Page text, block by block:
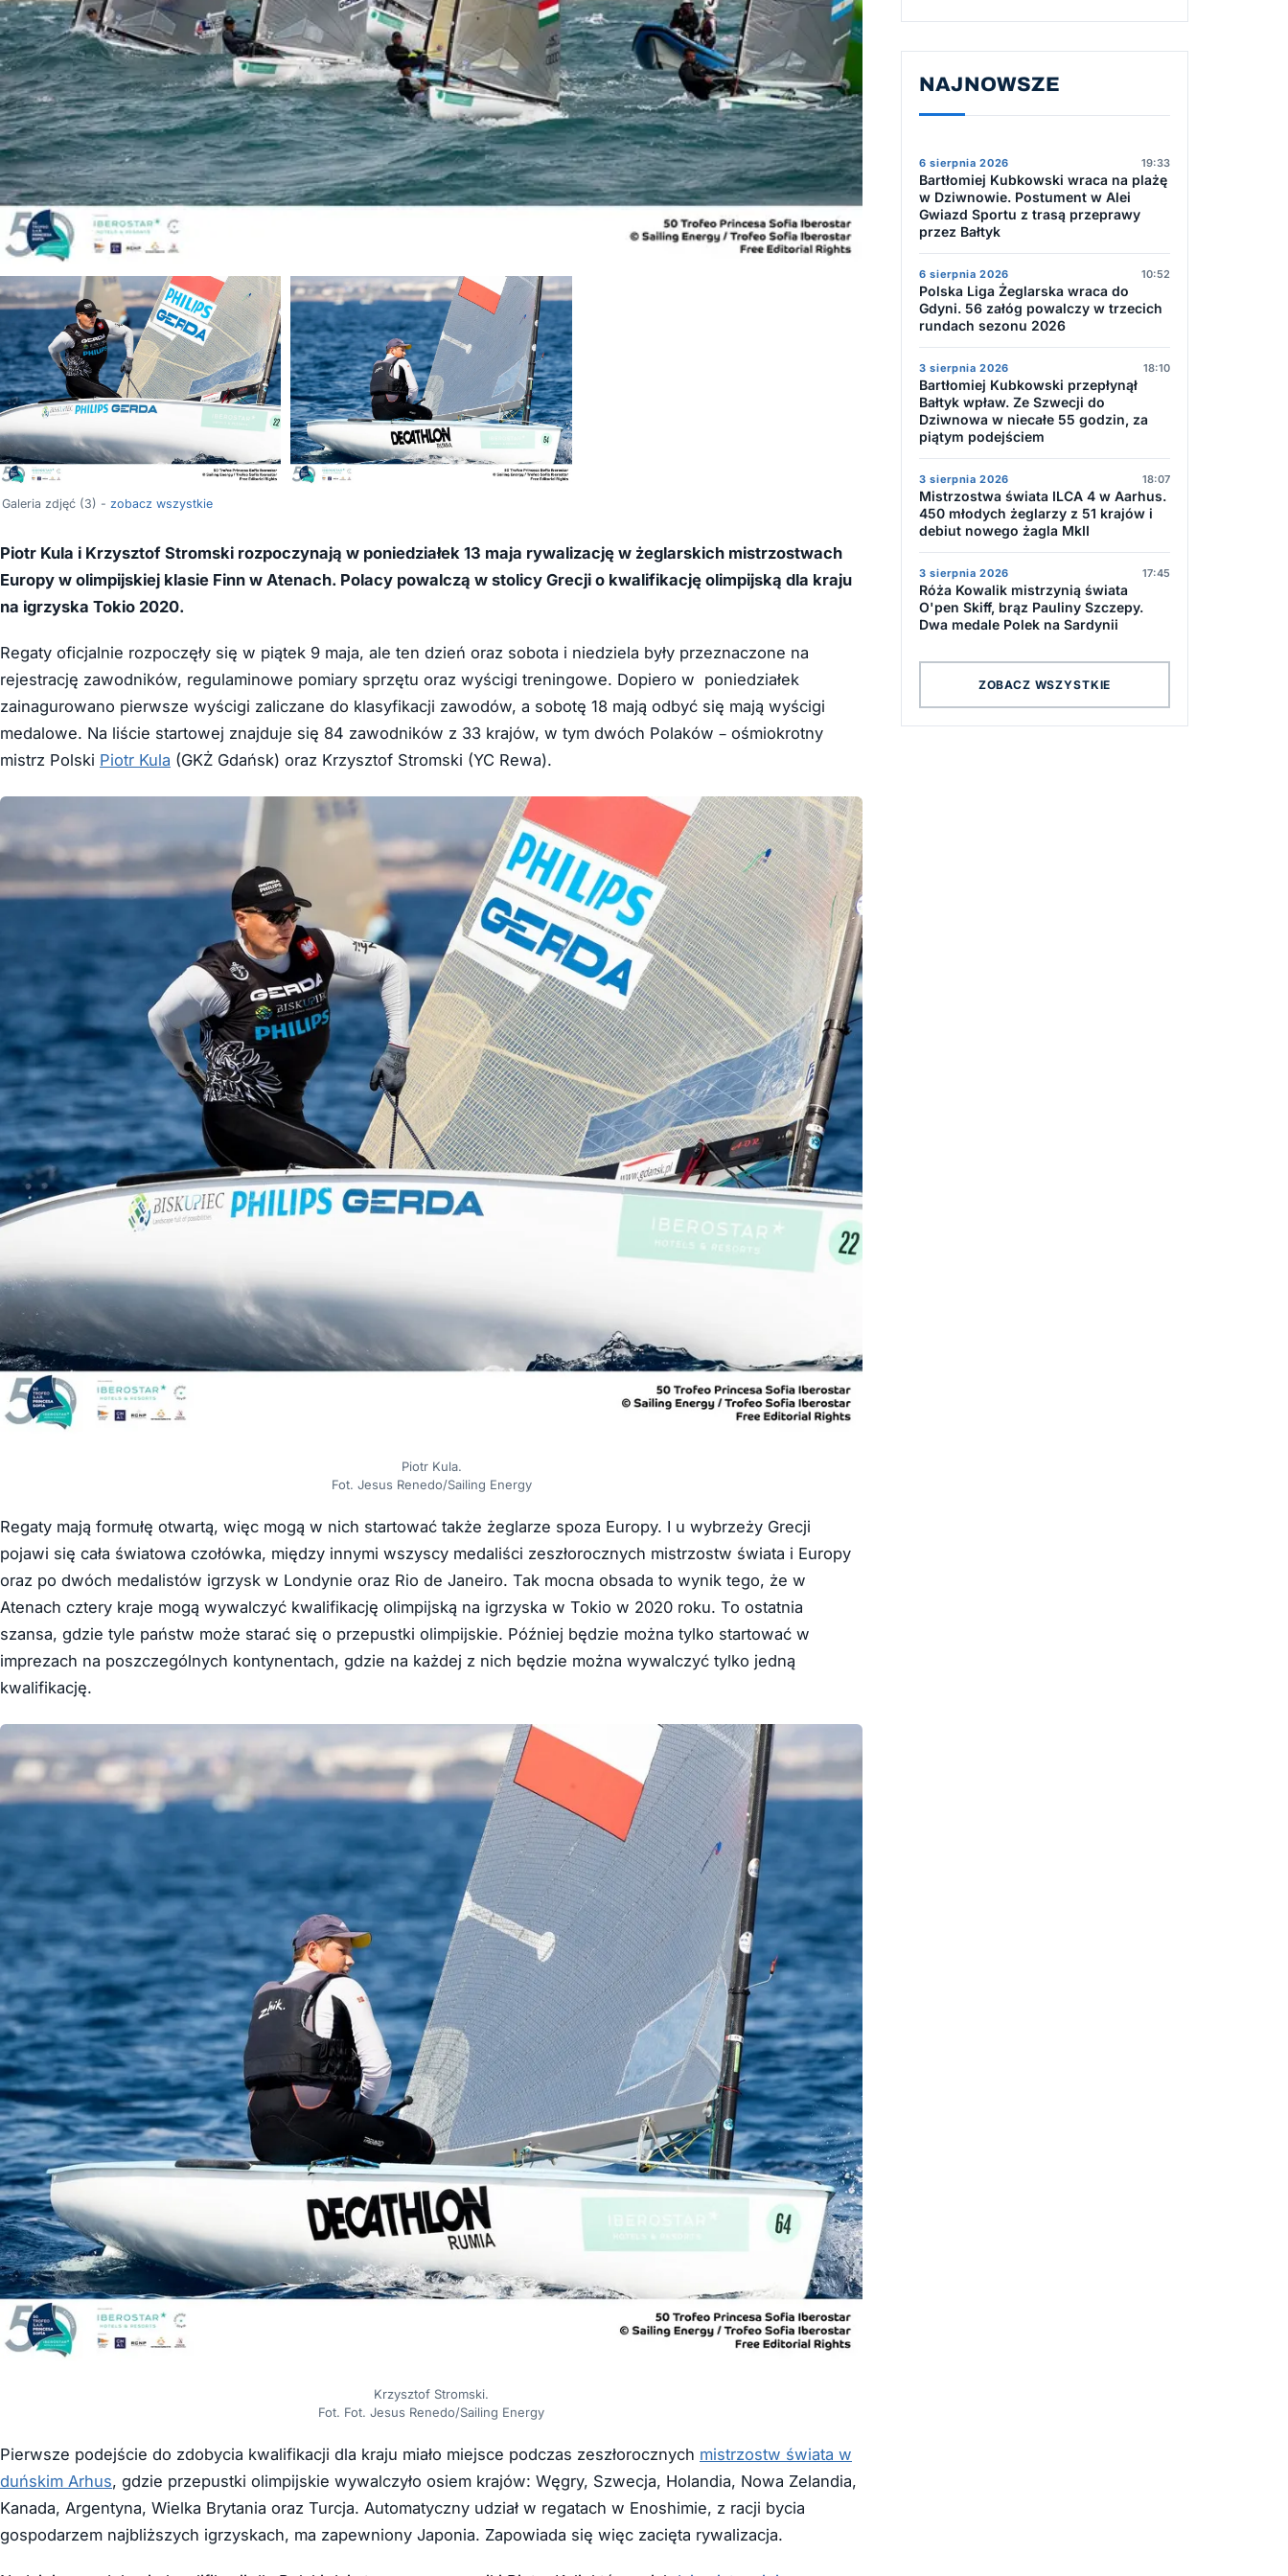
Galeria zdjęć (3) - zobacz wszystkie
Piotr Kula i Krzysztof Stromski rozpoczynają w poniedziałek 13 maja rywalizację w żeglarskich mistrzostwach
Europy w olimpijskiej klasie Finn w Atenach. Polacy powalczą w stolicy Grecji o kwalifikację olimpijską dla kraju
na igrzyska Tokio 2020.
Regaty oficjalnie rozpoczęły się w piątek 9 maja, ale ten dzień oraz sobota i niedziela były przeznaczone na
rejestrację zawodników, regulaminowe pomiary sprzętu oraz wyścigi treningowe. Dopiero w poniedziałek
zainagurowano pierwsze wyścigi zaliczane do klasyfikacji zawodów, a sobotę 18 mają odbyć się mają wyścigi
medalowe. Na liście startowej znajduje się 84 zawodników z 33 krajów, w tym dwóch Polaków – ośmiokrotny
mistrz Polski Piotr Kula (GKŻ Gdańsk) oraz Krzysztof Stromski (YC Rewa).
Piotr Kula.
Fot. Jesus Renedo/Sailing Energy
Regaty mają formułę otwartą, więc mogą w nich startować także żeglarze spoza Europy. I u wybrzeży Grecji
pojawi się cała światowa czołówka, między innymi wszyscy medaliści zeszłorocznych mistrzostw świata i Europy
oraz po dwóch medalistów igrzysk w Londynie oraz Rio de Janeiro. Tak mocna obsada to wynik tego, że w
Atenach cztery kraje mogą wywalczyć kwalifikację olimpijską na igrzyska w Tokio w 2020 roku. To ostatnia
szansa, gdzie tyle państw może starać się o przepustki olimpijskie. Później będzie można tylko startować w
imprezach na poszczególnych kontynentach, gdzie na każdej z nich będzie można wywalczyć tylko jedną
kwalifikację.
Krzysztof Stromski.
Fot. Fot. Jesus Renedo/Sailing Energy
Pierwsze podejście do zdobycia kwalifikacji dla kraju miało miejsce podczas zeszłorocznych mistrzostw świata w
duńskim Arhus, gdzie przepustki olimpijskie wywalczyło osiem krajów: Węgry, Szwecja, Holandia, Nowa Zelandia,
Kanada, Argentyna, Wielka Brytania oraz Turcja. Automatyczny udział w regatach w Enoshimie, z racji bycia
gospodarzem najbliższych igrzyskach, ma zapewniony Japonia. Zapowiada się więc zacięta rywalizacja.
NAJNOWSZE
6 sierpnia 2026 19:33
Bartłomiej Kubkowski wraca na plażę
w Dziwnowie. Postument w Alei
Gwiazd Sportu z trasą przeprawy
przez Bałtyk
6 sierpnia 2026 10:52
Polska Liga Żeglarska wraca do
Gdyni. 56 załóg powalczy w trzecich
rundach sezonu 2026
3 sierpnia 2026 18:10
Bartłomiej Kubkowski przepłynął
Bałtyk wpław. Ze Szwecji do
Dziwnowa w niecałe 55 godzin, za
piątym podejściem
3 sierpnia 2026 18:07
Mistrzostwa świata ILCA 4 w Aarhus.
450 młodych żeglarzy z 51 krajów i
debiut nowego żagla MkII
3 sierpnia 2026 17:45
Róża Kowalik mistrzynią świata
O'pen Skiff, brąz Pauliny Szczepy.
Dwa medale Polek na Sardynii
ZOBACZ WSZYSTKIE